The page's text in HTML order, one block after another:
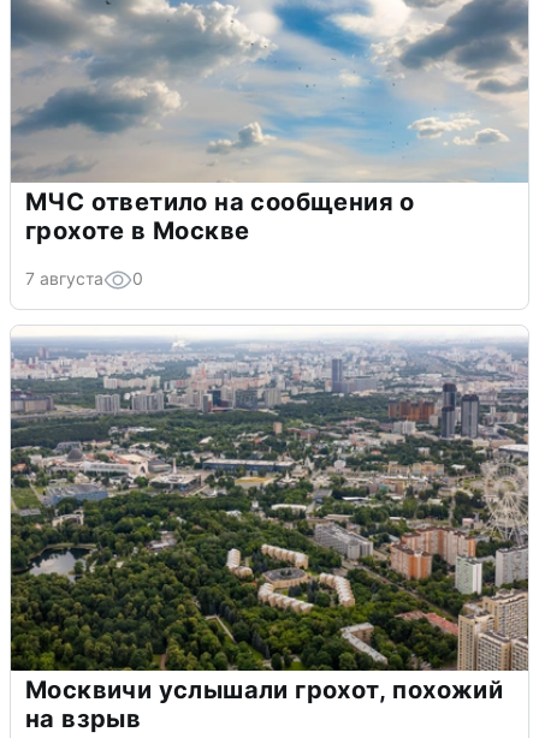
МЧС ответило на сообщения о
грохоте в Москве
7 августа 0
Москвичи услышали грохот, похожий
на взрыв